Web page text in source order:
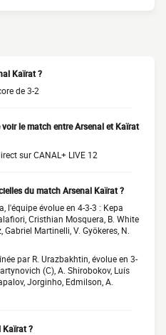
Kaïrat ?
de 3-2
le match entre Arsenal et Kaïrat
sur CANAL+ LIVE 12
du match Arsenal Kaïrat ?
l'équipe évolue en 4-3-3 : Kepa
Cristhian Mosquera, B. White
Martinelli, V. Gyökeres, N.
par R. Urazbakhtin, évolue en 3-
(C), A. Shirobokov, Luís
Jorginho, Edmilson, A.
Kaïrat ?